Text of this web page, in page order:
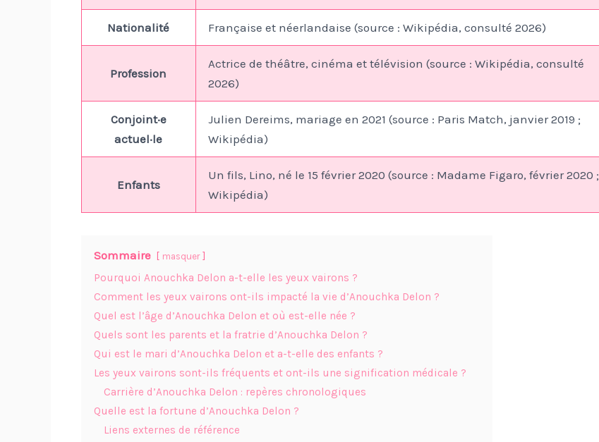
Nationalité Française et néerlandaise (source : Wikipédia, consulté 2026)
Profession
Actrice de théâtre, cinéma et télévision (source : Wikipédia, consulté
2026)
Conjoint·e
actuel·le
Julien Dereims, mariage en 2021 (source : Paris Match, janvier 2019 ;
Wikipédia)
Enfants
Un fils, Lino, né le 15 février 2020 (source : Madame Figaro, février 2020 ;
Wikipédia)
Sommaire masquer
Pourquoi Anouchka Delon a-t-elle les yeux vairons ?
Comment les yeux vairons ont-ils impacté la vie d’Anouchka Delon ?
Quel est l’âge d’Anouchka Delon et où est-elle née ?
Quels sont les parents et la fratrie d’Anouchka Delon ?
Qui est le mari d’Anouchka Delon et a-t-elle des enfants ?
Les yeux vairons sont-ils fréquents et ont-ils une signification médicale ?
Carrière d’Anouchka Delon : repères chronologiques
Quelle est la fortune d’Anouchka Delon ?
Liens externes de référence